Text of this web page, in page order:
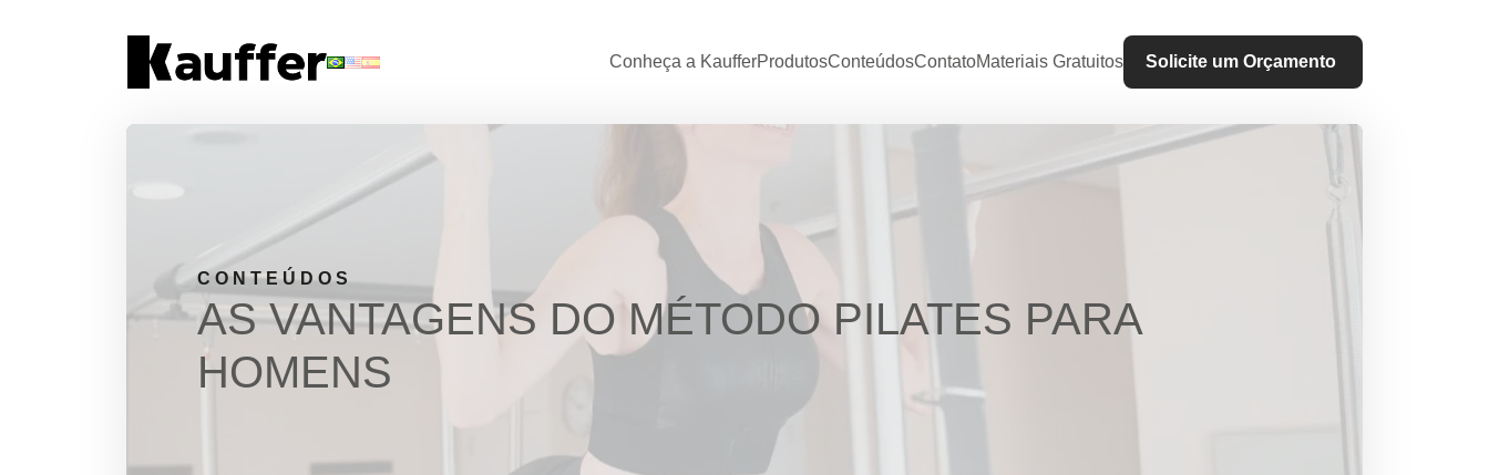
Conteúdos
Contato
Materiais Gratuitos
Solicite um Orçamento
Conheça a KaufferProdutosConteúdosContatoMateriais Gratuitos Solicite um Orçamento
CONTEÚDOS
AS VANTAGENS DO MÉTODO PILATES PARA
HOMENS